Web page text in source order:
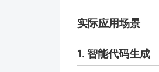
实际应用场景
1. 智能代码生成